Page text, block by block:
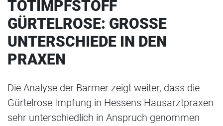
TOTIMPFSTOFF
GÜRTELROSE: GROSSE U
NTERSCHIEDE IN DEN P
RAXEN
Die Analyse der Barmer zeigt weiter, dass die
Gürtelrose Impfung in Hessens Hausarztpraxen
sehr unterschiedlich in Anspruch genommen